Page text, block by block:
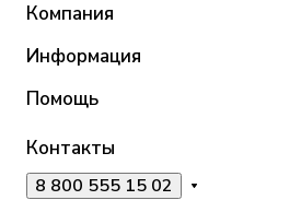
Компания
Информация
Помощь
Контакты
8 800 555 15 02